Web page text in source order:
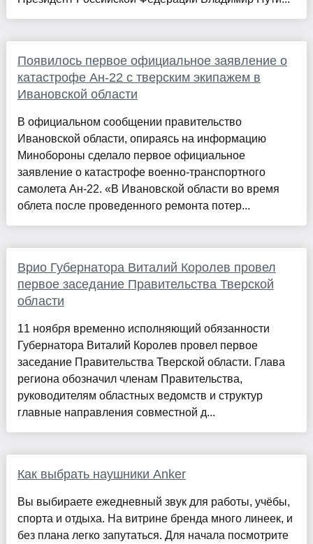
Появилось первое официальное заявление о
катастрофе Ан-22 с тверским экипажем в
Ивановской области
В официальном сообщении правительство
Ивановской области, опираясь на информацию
Минобороны сделало первое официальное
заявление о катастрофе военно-транспортного
самолета Ан-22. «В Ивановской области во время
облета после проведенного ремонта потер...
Врио Губернатора Виталий Королев провел
первое заседание Правительства Тверской
области
11 ноября временно исполняющий обязанности
Губернатора Виталий Королев провел первое
заседание Правительства Тверской области. Глава
региона обозначил членам Правительства,
руководителям областных ведомств и структур
главные направления совместной д...
Как выбрать наушники Anker
Вы выбираете ежедневный звук для работы, учёбы,
спорта и отдыха. На витрине бренда много линеек, и
без плана легко запутаться. Для начала посмотрите